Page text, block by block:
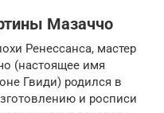
Мазаччо
Ренессанса, мастер
(настоящее имя
Гвиди) родился в
и росписи